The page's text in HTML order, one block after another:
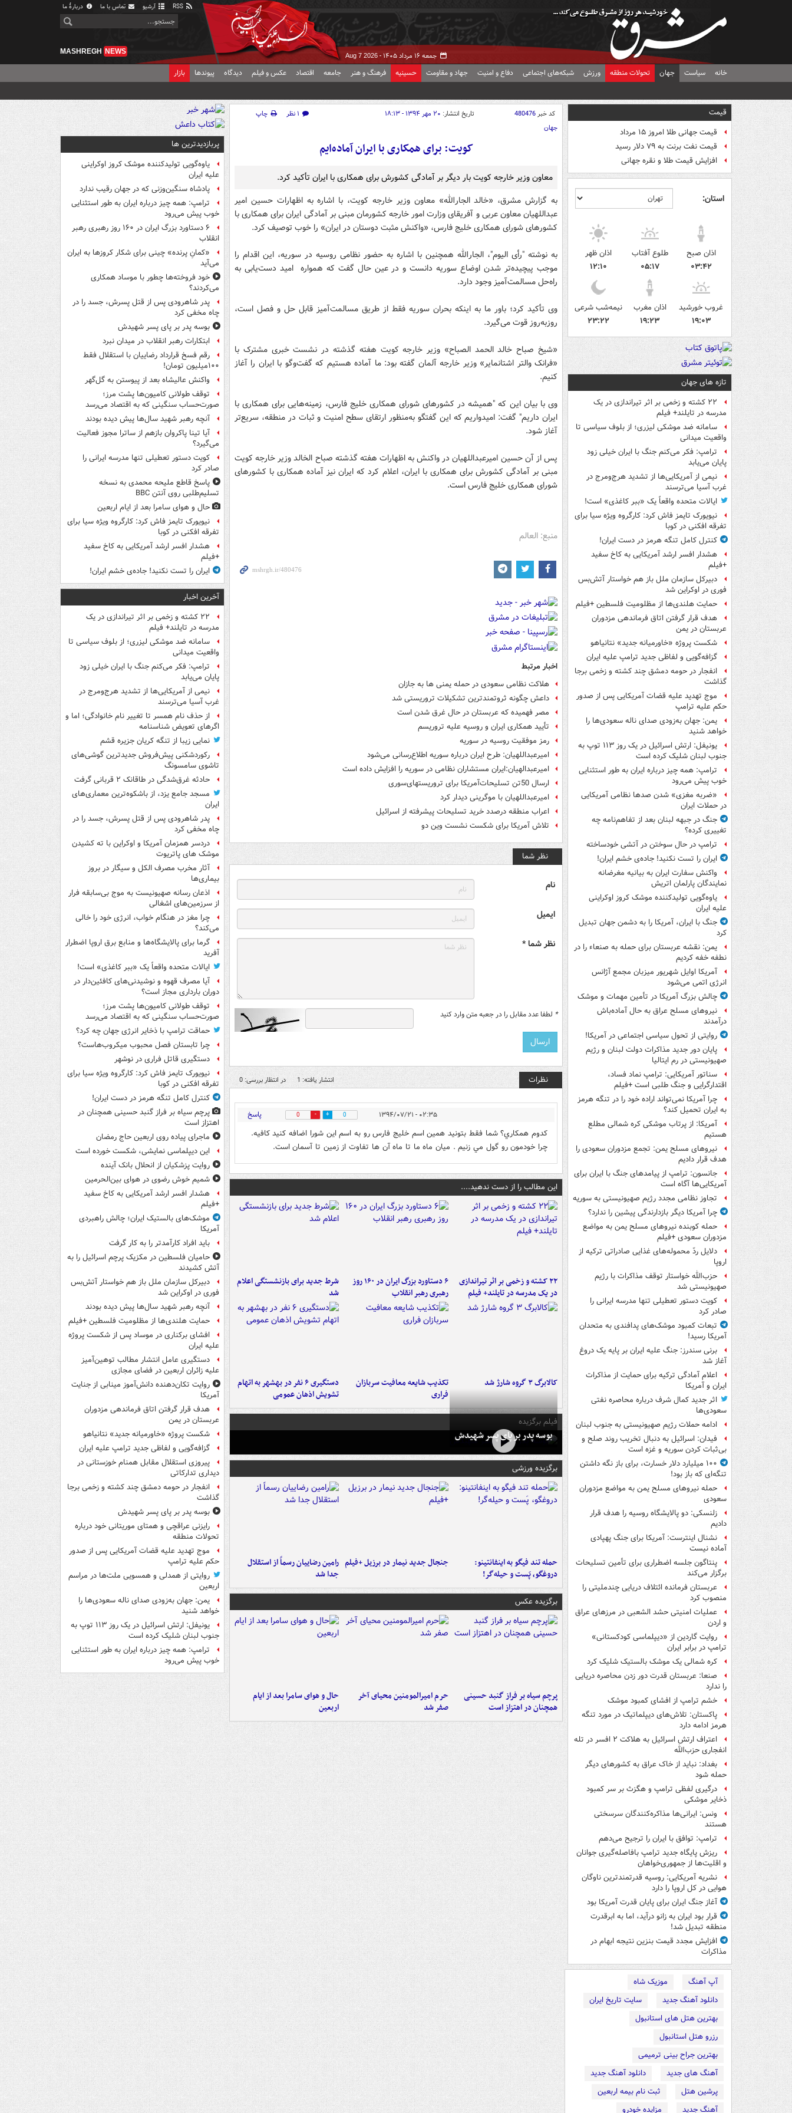
آرشیو تماس با ما دربارهٔ ما
جمعه ۱۶ مرداد ۱۴۰۵ - Aug 7 2026
MASHREGH NEWS
خانه سیاست جهان تحولات منطقه ورزش شبکه‌های اجتماعی دفاع و امنیت جهاد و مقاومت حسینیه فرهنگ و هنر جامعه اقتصاد عکس و فیلم دیدگاه پیوندها بازار
قیمت
قیمت جهانی طلا امروز ۱۵ مرداد
قیمت نفت برنت به ۷۹ دلار رسید
افزایش قیمت طلا و نقره جهانی
استان:
اذان صبح
۰۳:۴۲
طلوع آفتاب
۰۵:۱۷
اذان ظهر
۱۲:۱۰
غروب خورشید
۱۹:۰۳
اذان مغرب
۱۹:۲۳
نیمه‌شب شرعی
۲۳:۲۲
تازه های جهان
۲۲ کشته و زخمی بر اثر تیراندازی در یک
مدرسه در تایلند+ فیلم
سامانه ضد موشکی لیزری؛ از بلوف سیاسی تا
واقعیت میدانی
ترامپ: فکر می‌کنم جنگ با ایران خیلی زود
پایان می‌یابد
نیمی از آمریکایی‌ها از تشدید هرج‌ومرج در
غرب آسیا می‌ترسند
ایالات متحده واقعاً یک «ببر کاغذی» است!
نیویورک تایمز فاش کرد: کارگروه ویژه سیا برای
تفرقه افکنی در کوبا
کنترل کامل تنگه هرمز در دست ایران!
هشدار افسر ارشد آمریکایی به کاخ سفید
+فیلم
دبیرکل سازمان ملل باز هم خواستار آتش‌بس
فوری در اوکراین شد
حمایت هلندی‌ها از مظلومیت فلسطین +فیلم
هدف قرار گرفتن اتاق‌ فرماندهی مزدوران
عربستان در یمن
شکست پروژه «خاورمیانه جدید» نتانیاهو
گزافه‌گویی و لفاظی جدید ترامپ علیه ایران
انفجار در حومه دمشق چند کشته و زخمی برجا
گذاشت
موج تهدید علیه قضات آمریکایی پس از صدور
حکم علیه ترامپ
یمن: جهان به‌زودی صدای ناله سعودی‌ها را
خواهد شنید
یونیفل: ارتش اسرائیل در یک روز ۱۱۳ توپ به
جنوب لبنان شلیک کرده است
ترامپ: همه چیز درباره ایران به طور استثنایی
خوب پیش می‌رود
«ضربه مغزی» شدن صدها نظامی آمریکایی
در حملات ایران
جنگ در جبهه لبنان بعد از تفاهم‌نامه چه
تغییری کرده؟
ترامپ در حال سوختن در آتشی خودساخته
ایران را تست نکنید! جاده‌ی خشم ایران!
واکنش سفارت ایران به بیانیه مغرضانه
نمایندگان پارلمان اتریش
یاوه‌گویی تولیدکننده موشک کروز اوکراینی
علیه ایران
جنگ با ایران، آمریکا را به دشمن جهان تبدیل
کرد
یمن: نقشه عربستان برای حمله به صنعاء را در
نطفه خفه کردیم
آمریکا اوایل شهریور میزبان مجمع آژانس
انرژی اتمی می‌شود
چالش بزرگ آمریکا در تأمین مهمات و موشک
نیروهای مسلح عراق به حال آماده‌باش
درآمدند
روایتی از تحول سیاسی اجتماعی در آمریکا!
پایان دور جدید مذاکرات دولت لبنان و رژیم
صهیونیستی در رم ایتالیا
سناتور آمریکایی: ترامپ نماد فساد،
اقتدارگرایی و جنگ طلبی است +فیلم
چرا آمریکا نمی‌تواند اراده خود را در تنگه هرمز
به ایران تحمیل کند؟
آمریکا: از پرتاب موشکی کره شمالی مطلع
هستیم
نیروهای مسلح یمن: تجمع مزدوران سعودی را
هدف قرار دادیم
جانسون: ترامپ از پیامدهای جنگ با ایران برای
آمریکایی‌ها آگاه است
تجاوز نظامی مجدد رژیم صهیونیستی به سوریه
چرا آمریکا دیگر بازدارندگی پیشین را ندارد؟
حمله کوبنده نیروهای مسلح یمن به مواضع
مزدوران سعودی +فیلم
دلایل ردّ محموله‌های غذایی صادراتی ترکیه از
اروپا
حزب‌الله خواستار توقف مذاکرات با رژیم
صهیونیستی شد
کویت دستور تعطیلی تنها مدرسه ایرانی را
صادر کرد
تبعات کمبود موشک‌های پدافندی به متحدان
آمریکا رسید!
برنی سندرز: جنگ علیه ایران بر پایه یک دروغ
آغاز شد
اعلام آمادگی ترکیه برای حمایت از مذاکرات
ایران و آمریکا
اثر جدید کمال شرف درباره محاصره نفتی
سعودی‌ها
ادامه حملات رژیم صهیونیستی به جنوب لبنان
فیدان: اسرائیل به دنبال تخریب روند صلح و
بی‌ثبات کردن سوریه و غزه است
۱۰۰ میلیارد دلار خسارت، برای باز نگه داشتن
تنگه‌ای که باز بود!
حمله نیروهای مسلح یمن به مواضع مزدوران
سعودی
زلنسکی: دو پالایشگاه روسیه را هدف قرار
دادیم
نشنال اینترست: آمریکا برای جنگ پهپادی
آماده نیست
پنتاگون جلسه اضطراری برای تأمین تسلیحات
برگزار می‌کند
عربستان فرمانده ائتلاف دریایی چندملیتی را
منصوب کرد
عملیات امنیتی حشد الشعبی در مرزهای عراق
و اردن
روایت گاردین از «دیپلماسی کودکستانی»
ترامپ در برابر ایران
کره شمالی یک موشک بالستیک شلیک کرد
صنعا: عربستان قدرت دور زدن محاصره دریایی
را ندارد
خشم ترامپ از افشای کمبود موشک
پاکستان: تلاش‌های دیپلماتیک در مورد تنگه
هرمز ادامه دارد
اعتراف ارتش اسرائیل به هلاکت ۲ افسر در تله
انفجاری حزب‌الله
بغداد: نباید از خاک عراق به کشورهای دیگر
حمله شود
درگیری لفظی ترامپ و هگزث بر سر کمبود
ذخایر موشکی
ونس: ایرانی‌ها مذاکره‌کنندگان سرسختی
هستند
ترامپ: توافق با ایران را ترجیح می‌دهم
ریزش پایگاه جدید ترامپ بافاصله‌گیری جوانان
و اقلیت‌ها از جمهوری‌خواهان
نشریه آمریکایی: روسیه قدرتمندترین ناوگان
هوایی در کل اروپا را دارد
آغاز جنگ ایران برای پایان قدرت آمریکا بود
قرار بود ایران به زانو درآید، اما به ابرقدرت
منطقه تبدیل شد!
افزایش مجدد قیمت بنزین نتیجه ابهام در
مذاکرات
آپ آهنگ
موزیک شاه
دانلود آهنگ جدید
سایت تاریخ ایران
بهترین هتل های استانبول
رزرو هتل استانبول
بهترین جراح بینی ترمیمی
آهنگ های جدید
دانلود آهنگ جدید
پرشین هتل
ثبت نام بیمه اربعین
آهنگ جدید
مزایده خودرو
کد خبر480476 تاریخ انتشار: ۲۰ مهر ۱۳۹۴ - ۱۸:۱۳ ۱ نظر
چاپ
جهان
کویت: برای همکاری با ایران آماده‌ایم
معاون وزیر خارجه کویت بار دیگر بر آمادگی کشورش برای همکاری با ایران تأکید کرد.
به گزارش مشرق، «خالد الجارالله» معاون وزیر خارجه کویت، با اشاره به اظهارات حسین امیر
عبداللهیان معاون عربی و آفریقای وزارت امور خارجه کشورمان مبنی بر آمادگی ایران برای همکاری با
کشورهای شورای همکاری خلیج فارس، «واکنش مثبت دوستان در ایران» را خوب توصیف کرد.
به نوشته "رأی ‌الیوم"، الجار‌الله همچنین با اشاره به حضور نظامی روسیه در سوریه، این اقدام را
موجب پیچیده‌تر شدن اوضاع سوریه دانست و در عین حال گفت که همواره امید دست‌یابی به
راه‌حل مسالمت‌آمیز وجود دارد.
وی تأکید کرد؛ باور ما به اینکه بحران سوریه فقط از طریق مسالمت‌آمیز قابل حل و فصل است،
روز‌به‌روز قوت می‌گیرد.
«شیخ صباح خالد الحمد الصباح» وزیر خارجه کویت هفته گذشته در نشست خبری مشترک با
«فرانک والتر اشتانمایر» وزیر خارجه آلمان گفته بود: ما آماده هستیم که گفت‌وگو با ایران را آغاز
کنیم.
وی با بیان این که "همیشه در کشورهای شورای همکاری خلیج فارس، زمینه‌هایی برای همکاری با
ایران داریم" گفت: امیدواریم که این گفتگو به‌منظور ارتقای سطح امنیت و ثبات در منطقه، سریع‌تر
آغاز شود.
پس از آن حسین امیرعبداللهیان در واکنش به اظهارات هفته گذشته صباح الخالد وزیر خارجه کویت
مبنی بر آمادگی کشورش برای همکاری با ایران، اعلام کرد که ایران نیز آماده همکاری با کشورهای
شورای همکاری خلیج فارس است.
منبع: العالم
اخبار مرتبط
هلاکت نظامی سعودی در حمله یمنی ها به جازان
داعش چگونه ثروتمندترین تشکیلات تروریستی شد
مصر فهمیده که عربستان در حال غرق شدن است
تأیید همکاری ایران و روسیه علیه تروریسم
رمز موفقیت روسیه در سوریه
امیرعبداللهیان: طرح ایران درباره سوریه اطلاع‌رسانی می‌شود
امیرعبدالهیان:ایران مستشاران نظامی در سوریه را افزایش داده است
ارسال 50تن تسلیحات‌آمریکا برای تروریست‎های‌سوری
امیرعبداللهیان با موگرینی دیدار کرد
اعراب منطقه درصدد خرید تسلیحات پیشرفته از اسرائیل
تلاش آمریکا برای شکست نشست وین دو
نظر شما
نام
ایمیل
نظر شما *
* لطفا عدد مقابل را در جعبه متن وارد کنید
نظرات انتشار یافته: 1 در انتظار بررسی: 0
۰۲:۳۵ - ۱۳۹۴/۰۷/۲۱ 0
0 پاسخ
كدوم همكاري؟ شما فقط بتونيد همين اسم خليج فارس رو به اسم اين شورا اضافه كنيد كافيه.
چرا خودمون رو گول مي زنيم . ميان ماه ما تا ماه آن ها تفاوت از زمين تا آسمان است.
این مطالب را از دست ندهید....
۲۲ کشته و زخمی بر اثر تیراندازی
در یک مدرسه در تایلند+ فیلم
۶ دستاورد بزرگ ایران در ۱۶۰ روز
رهبری رهبر انقلاب
شرط جدید برای بازنشستگی اعلام
شد
کالابرگ ۳ گروه شارژ شد
تکذیب شایعه معافیت سربازان
فراری
دستگیری ۶ نفر در بهشهر به اتهام
تشویش اذهان عمومی
فیلم برگزیده
بوسه‌ پدر بر پای پسر شهیدش
برگزیده ورزشی
حمله تند فیگو به اینفانتینو:
دروغگو، پَست‌ و حیله‌گر!
جنجال جدید نیمار در برزیل +فیلم رامین رضاییان رسماً از استقلال
جدا شد
برگزیده عکس
پرچم سیاه بر فراز گنبد حسینی
همچنان در اهتزاز است
حرم امیرالمومنین محیای آخر
صفر شد
حال و هوای سامرا بعد از ایام
اربعین
پربازدیدترین ها
یاوه‌گویی تولیدکننده موشک کروز اوکراینی
علیه ایران
پادشاه سنگین‌وزنی که در جهان رقیب ندارد
ترامپ: همه چیز درباره ایران به طور استثنایی
خوب پیش می‌رود
۶ دستاورد بزرگ ایران در ۱۶۰ روز رهبری رهبر
انقلاب
«کمانِ پرنده» چینی برای شکار کروزها به ایران
می‌آید
خود فروخته‌ها چطور با موساد همکاری
می‌کردند؟
پدر شاهرودی پس از قتل پسرش، جسد را در
چاه مخفی کرد
بوسه‌ پدر بر پای پسر شهیدش
ابتکارات رهبر انقلاب در میدان نبرد
رقم فسخ قرارداد رضاییان با استقلال فقط
۱۰۰میلیون تومان!
واکنش عالیشاه بعد از پیوستن به گل‌گهر
توقف طولانی کامیون‌ها پشت مرز؛
صورت‌حساب سنگینی که به اقتصاد می‌رسد
آنچه رهبر شهید سال‌ها پیش دیده بودند
آیا تینا پاکروان بازهم از ساترا مجوز فعالیت
می‌گیرد؟
کویت دستور تعطیلی تنها مدرسه ایرانی را
صادر کرد
پاسخ قاطع ملیحه محمدی به نسخه
تسلیم‌طلبی روی آنتن BBC
حال و هوای سامرا بعد از ایام اربعین
نیویورک تایمز فاش کرد: کارگروه ویژه سیا برای
تفرقه افکنی در کوبا
هشدار افسر ارشد آمریکایی به کاخ سفید
+فیلم
ایران را تست نکنید! جاده‌ی خشم ایران!
آخرین اخبار
۲۲ کشته و زخمی بر اثر تیراندازی در یک
مدرسه در تایلند+ فیلم
سامانه ضد موشکی لیزری؛ از بلوف سیاسی تا
واقعیت میدانی
ترامپ: فکر می‌کنم جنگ با ایران خیلی زود
پایان می‌یابد
نیمی از آمریکایی‌ها از تشدید هرج‌ومرج در
غرب آسیا می‌ترسند
از حذف نام همسر تا تغییر نام خانوادگی؛ اما و
اگرهای تعویض شناسنامه
نمایی زیبا از تنگه کریان جزیره قشم
رکوردشکنی پیش‌فروش جدیدترین گوشی‌های
تاشوی سامسونگ
حادثه غرق‌شدگی در طاقانک ۲ قربانی گرفت
مسجد جامع یزد، از باشکوه‌ترین معماری‌های
ایران
پدر شاهرودی پس از قتل پسرش، جسد را در
چاه مخفی کرد
دردسر همزمان آمریکا و اوکراین با ته کشیدن
موشک های پاتریوت
آثار مخرب مصرف الکل و سیگار در بروز
بیماری‌ها
اذعان رسانه صهیونیست به موج بی‌سابقه فرار
از سرزمین‌های اشغالی
چرا مغز در هنگام خواب، انرژی خود را خالی
می‌کند؟
گرما برای پالایشگاه‌ها و منابع برق اروپا اضطرار
آفرید
ایالات متحده واقعاً یک «ببر کاغذی» است!
آیا مصرف قهوه و نوشیدنی‌های کافئین‌دار در
دوران بارداری مجاز است؟
توقف طولانی کامیون‌ها پشت مرز؛
صورت‌حساب سنگینی که به اقتصاد می‌رسد
حماقت ترامپ با ذخایر انرژی جهان چه کرد؟
چرا تابستان فصل محبوب میکروب‌هاست؟
دستگیری قاتل فراری در نوشهر
نیویورک تایمز فاش کرد: کارگروه ویژه سیا برای
تفرقه افکنی در کوبا
کنترل کامل تنگه هرمز در دست ایران!
پرچم سیاه بر فراز گنبد حسینی همچنان در
اهتزاز است
ماجرای پیاده روی اربعین حاج رمضان
این دیپلماسی نمایشی، شکست خورده است
روایت پزشکیان از انحلال بانک آینده
شمیم خوش رضوی در هوای بین‌الحرمین
هشدار افسر ارشد آمریکایی به کاخ سفید
+فیلم
موشک‌های بالستیک ایران؛ چالش راهبردی
آمریکا
باید افراد کارآمدتر را به کار گرفت
حامیان فلسطین در مکزیک پرچم اسرائیل را به
آتش کشیدند
دبیرکل سازمان ملل باز هم خواستار آتش‌بس
فوری در اوکراین شد
آنچه رهبر شهید سال‌ها پیش دیده بودند
حمایت هلندی‌ها از مظلومیت فلسطین +فیلم
افشای برکناری در موساد پس از شکست پروژه
علیه ایران
دستگیری عامل انتشار مطالب توهین‌آمیز
علیه زائران اربعین در فضای مجازی
روایت تکان‌دهنده دانش‌آموز مینابی از جنایت
آمریکا
هدف قرار گرفتن اتاق‌ فرماندهی مزدوران
عربستان در یمن
شکست پروژه «خاورمیانه جدید» نتانیاهو
گزافه‌گویی و لفاظی جدید ترامپ علیه ایران
پیروزی استقلال مقابل همنام خوزستانی در
دیداری تدارکاتی
انفجار در حومه دمشق چند کشته و زخمی برجا
گذاشت
بوسه‌ پدر بر پای پسر شهیدش
رایزنی عراقچی و همتای موریتانی خود درباره
تحولات منطقه
موج تهدید علیه قضات آمریکایی پس از صدور
حکم علیه ترامپ
روایتی از همدلی و همسویی ملت‌ها در مراسم
اربعین
یمن: جهان به‌زودی صدای ناله سعودی‌ها را
خواهد شنید
یونیفل: ارتش اسرائیل در یک روز ۱۱۳ توپ به
جنوب لبنان شلیک کرده است
ترامپ: همه چیز درباره ایران به طور استثنایی
خوب پیش می‌رود